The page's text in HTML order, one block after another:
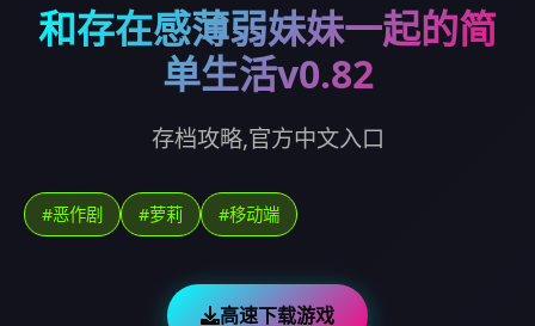
和存在感薄弱妹妹一起的简
单生活v0.82
存档攻略,官方中文入口
#恶作剧 #萝莉 #移动端
高速下载游戏